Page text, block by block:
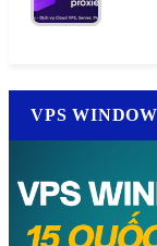
VPS